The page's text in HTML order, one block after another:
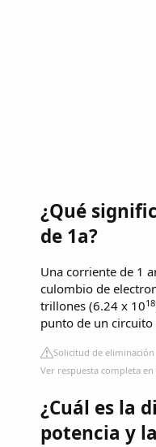
¿Qué
de 1a?
Una corriente de 1
culombio de
trillones (6.24 x 1018
punto de un circuito
Solicitud de eliminación
Ver respuesta completa
¿Cuál es la
potencia y